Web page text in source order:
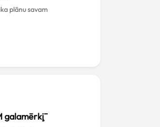
plānu savam
galamērķī